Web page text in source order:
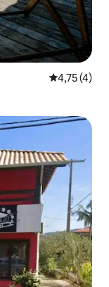
Средна
4,75 (4)